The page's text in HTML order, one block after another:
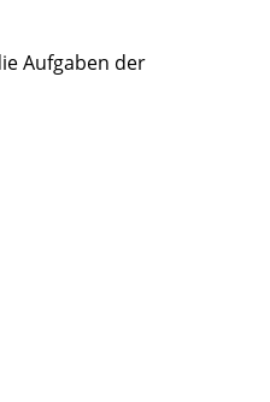
Aufgaben der